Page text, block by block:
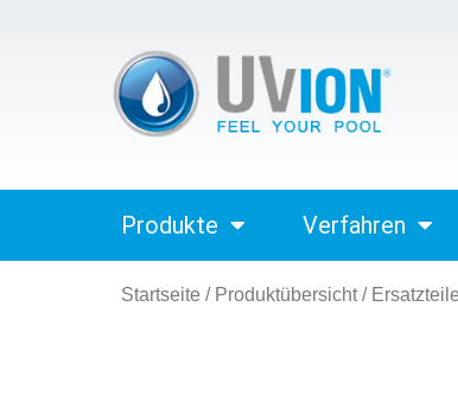
Produkte Verfahren
Startseite / Produktübersicht/